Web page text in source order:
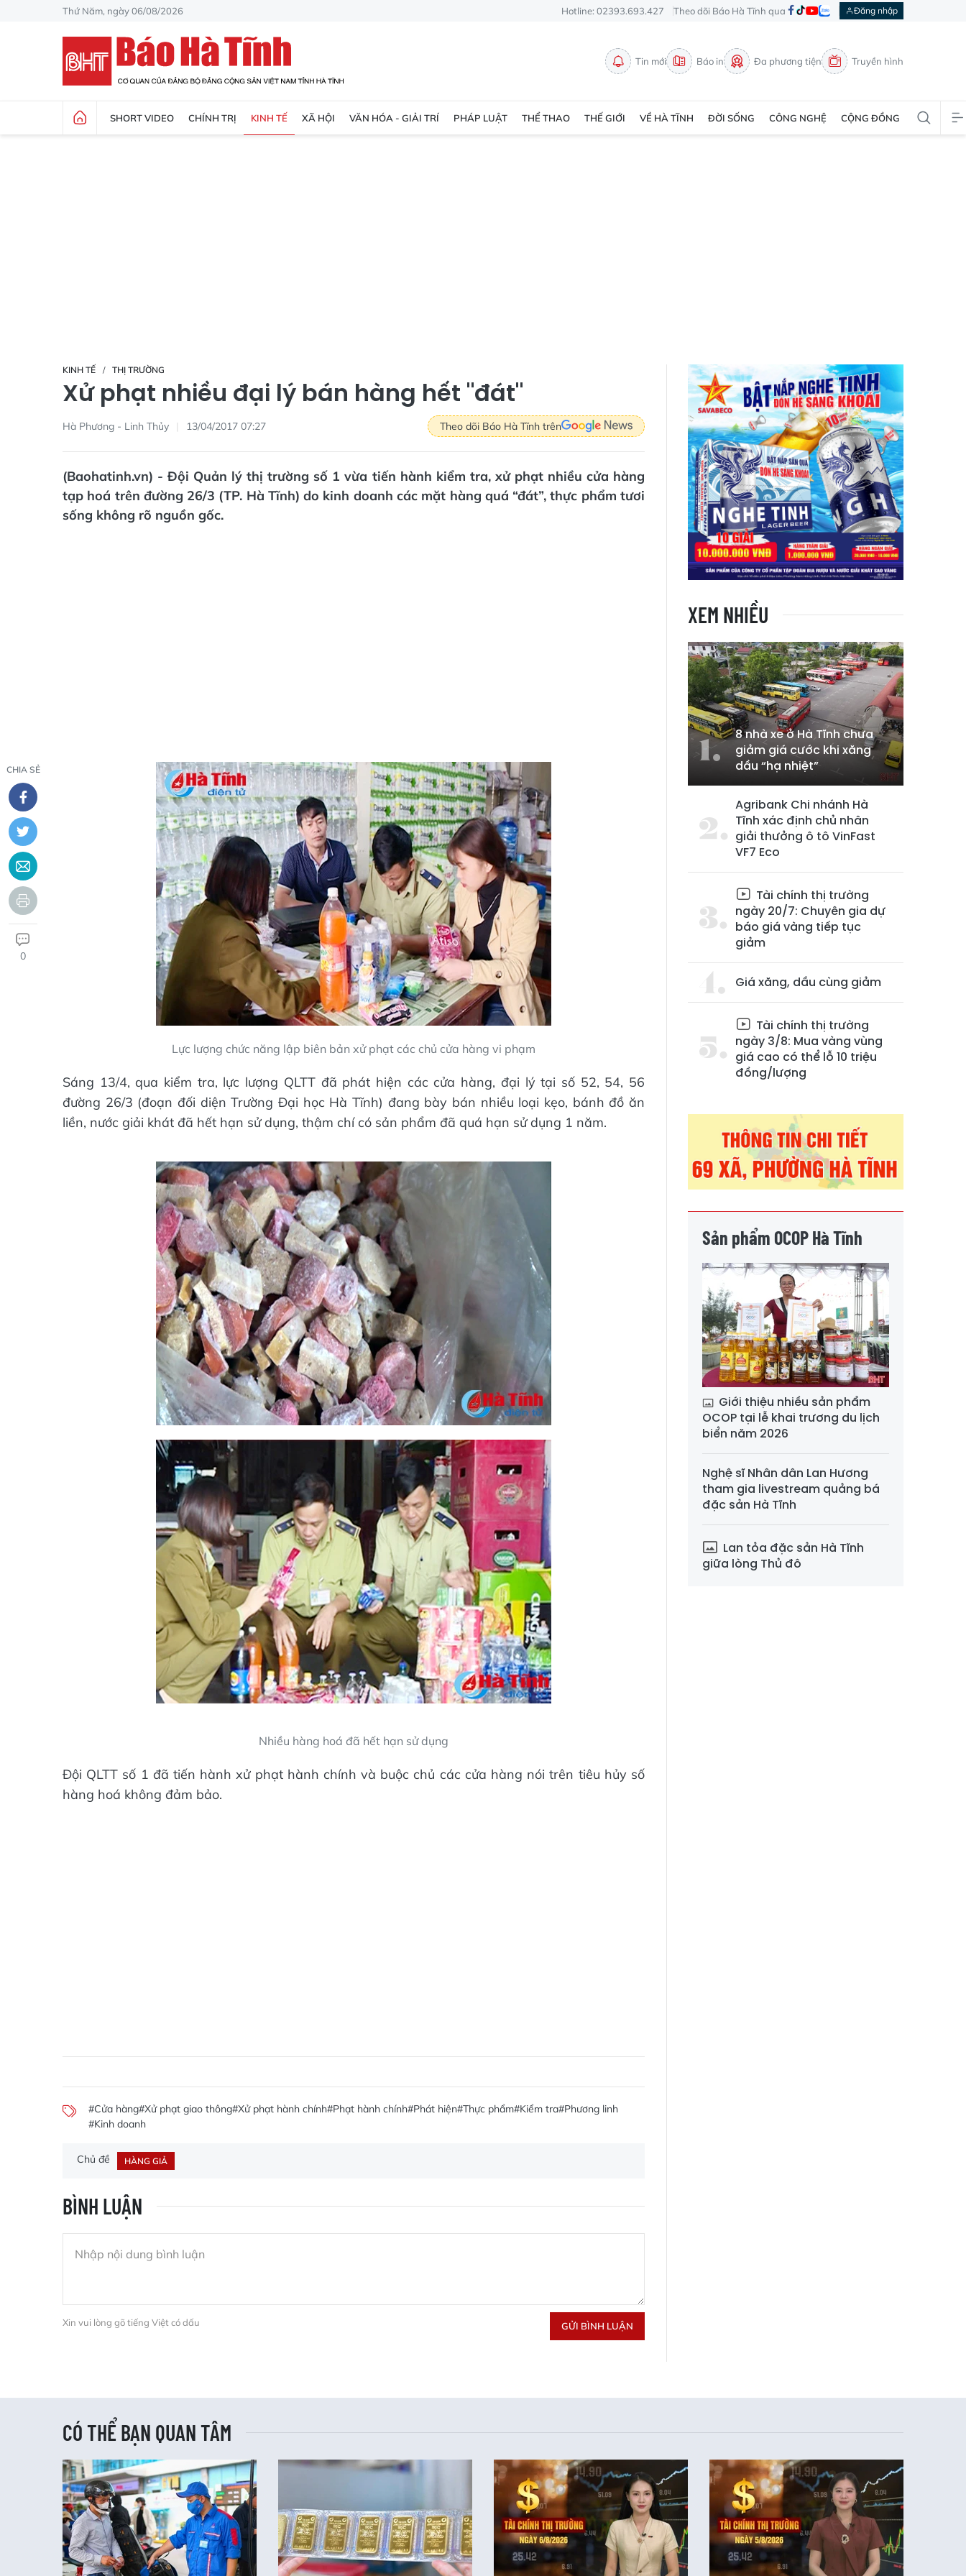
Thứ Năm, ngày 06/08/2026 Hotline: 02393.693.427 Theo dõi Báo Hà Tĩnh qua Đăng nhập
Tin mới Báo in Đa phương tiện Truyền hình
SHORT VIDEO CHÍNH TRỊ KINH TẾ XÃ HỘI VĂN HÓA - GIẢI TRÍ PHÁP LUẬT THỂ THAO THẾ GIỚI VỀ HÀ TĨNH ĐỜI SỐNG CÔNG NGHỆ CỘNG ĐỒNG
KINH TẾ THỊ TRƯỜNG
Xử phạt nhiều đại lý bán hàng hết "đát"
Hà Phương - Linh Thủy 13/04/2017 07:27 Theo dõi Báo Hà Tĩnh trên
(Baohatinh.vn) - Đội Quản lý thị trường số 1 vừa tiến hành kiểm tra, xử phạt nhiều cửa hàng
tạp hoá trên đường 26/3 (TP. Hà Tĩnh) do kinh doanh các mặt hàng quá “đát”, thực phẩm tươi
sống không rõ nguồn gốc.
CHIA SẺ
0
Lực lượng chức năng lập biên bản xử phạt các chủ cửa hàng vi phạm
Sáng 13/4, qua kiểm tra, lực lượng QLTT đã phát hiện các cửa hàng, đại lý tại số 52, 54, 56
đường 26/3 (đoạn đối diện Trường Đại học Hà Tĩnh) đang bày bán nhiều loại kẹo, bánh đồ ăn
liền, nước giải khát đã hết hạn sử dụng, thậm chí có sản phẩm đã quá hạn sử dụng 1 năm.
Nhiều hàng hoá đã hết hạn sử dụng
Đội QLTT số 1 đã tiến hành xử phạt hành chính và buộc chủ các cửa hàng nói trên tiêu hủy số
hàng hoá không đảm bảo.
#Cửa hàng#Xử phạt giao thông#Xử phạt hành chính#Phạt hành chính#Phát hiện#Thực phẩm#Kiểm tra#Phương linh
#Kinh doanh
Chủ đề HÀNG GIẢ
BÌNH LUẬN
Xin vui lòng gõ tiếng Việt có dấu GỬI BÌNH LUẬN
XEM NHIỀU
8 nhà xe ở Hà Tĩnh chưa
giảm giá cước khi xăng
dầu “hạ nhiệt”
Agribank Chi nhánh Hà
Tĩnh xác định chủ nhân
giải thưởng ô tô VinFast
VF7 Eco
Tài chính thị trường
ngày 20/7: Chuyên gia dự
báo giá vàng tiếp tục
giảm
Giá xăng, dầu cùng giảm
Tài chính thị trường
ngày 3/8: Mua vàng vùng
giá cao có thể lỗ 10 triệu
đồng/lượng
Sản phẩm OCOP Hà Tĩnh
Giới thiệu nhiều sản phẩm
OCOP tại lễ khai trương du lịch
biển năm 2026
Nghệ sĩ Nhân dân Lan Hương
tham gia livestream quảng bá
đặc sản Hà Tĩnh
Lan tỏa đặc sản Hà Tĩnh
giữa lòng Thủ đô
CÓ THỂ BẠN QUAN TÂM